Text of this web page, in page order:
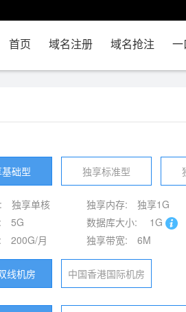
首页 域名注册 域名抢注 一
础型 独享标准型
独享单核 独享内存:
独享1G
5G 数据库大小:
1G
200G/月 独享带宽: 6M
线机房 中国香港国际机房